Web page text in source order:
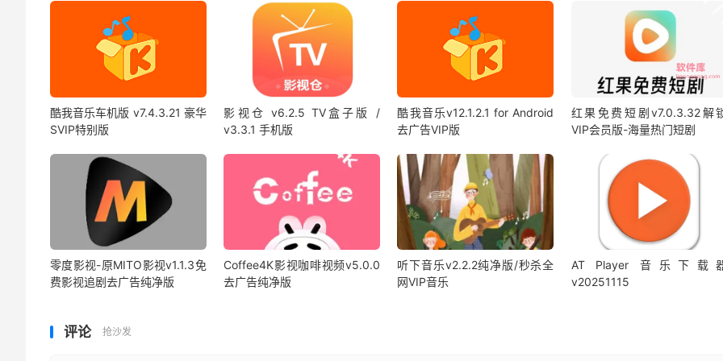
酷我音乐车机版 v7.4.3.21 豪华
SVIP特别版
影视仓 v6.2.5 TV盒子版 /
v3.3.1 手机版
酷我音乐v12.1.2.1 for Android
去广告VIP版
红果免费短剧v7.0.3.32解
VIP会员版-海量热门短剧
零度影视-原MITO影视v1.1.3免
费影视追剧去广告纯净版
Coffee4K影视咖啡视频v5.0.0
去广告纯净版
听下音乐v2.2.2纯净版/秒杀全
网VIP音乐
AT Player 音乐下载
v20251115
评论 抢沙发